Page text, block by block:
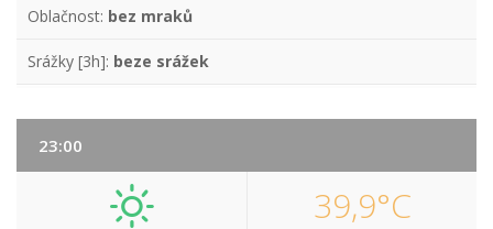
Oblačnost: bez mraků
Srážky [3h]: beze srážek
23:00
39,9°C